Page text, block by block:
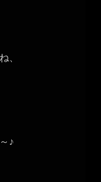
、
♪